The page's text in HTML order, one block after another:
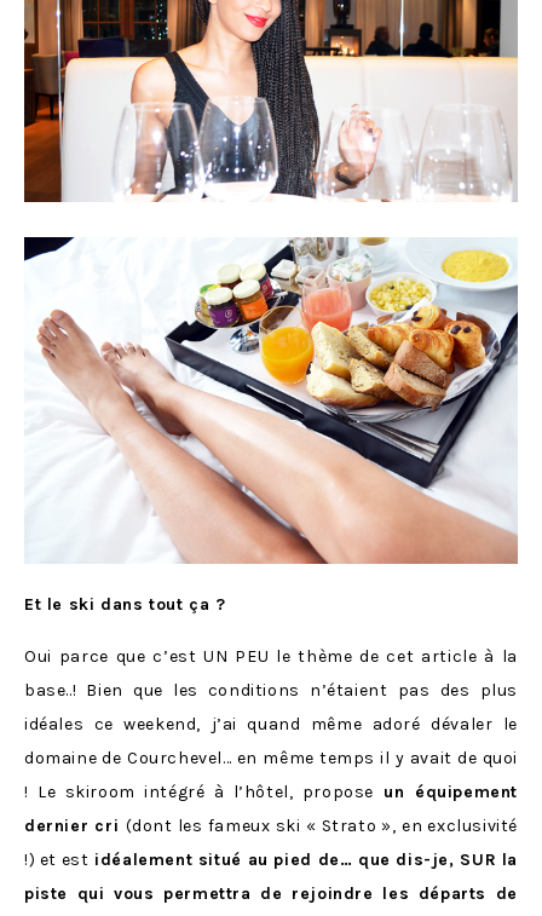
Et le ski dans tout ça ?
Oui parce que c’est UN PEU le thème de cet article à la
base..! Bien que les conditions n’étaient pas des plus
idéales ce weekend, j’ai quand même adoré dévaler le
domaine de Courchevel… en même temps il y avait de quoi
! Le skiroom intégré à l’hôtel, propose un équipement
dernier cri (dont les fameux ski « Strato », en exclusivité
!) et est idéalement situé au pied de… que dis-je, SUR la
piste qui vous permettra de rejoindre les départs de